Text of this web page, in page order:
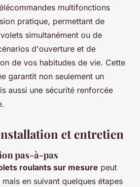
multifonctions
pratique, permettant de
simultanément ou de
d'ouverture et de
de vos habitudes de vie. Cette
garantit non seulement un
aussi une sécurité renforcée
et entretien
pas-à-pas
roulants sur mesure peut
en suivant quelques étapes